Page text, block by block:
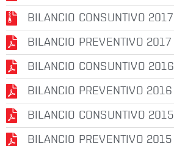
BILANCIO CONSUNTIVO 2017
BILANCIO PREVENTIVO 2017
BILANCIO CONSUNTIVO 2016
BILANCIO PREVENTIVO 2016
BILANCIO CONSUNTIVO 2015
BILANCIO PREVENTIVO 2015